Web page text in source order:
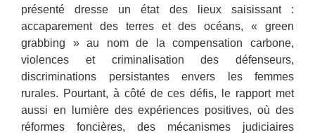
présenté dresse un état des lieux saisissant :
accaparement des terres et des océans, « green
grabbing » au nom de la compensation carbone,
violences et criminalisation des défenseurs,
discriminations persistantes envers les femmes
rurales. Pourtant, à côté de ces défis, le rapport met
aussi en lumière des expériences positives, où des
réformes foncières, des mécanismes judiciaires